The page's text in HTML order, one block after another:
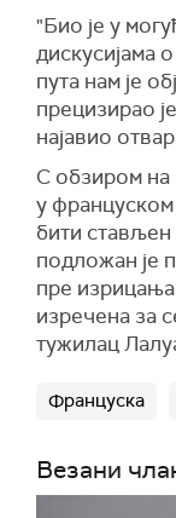
"Био је у
дискусијама
пута нам је
прецизирао
најавио
С обзиром на
у француском
бити
подложан је
пре изрицања
изречена за
тужилац
Француска
Везани